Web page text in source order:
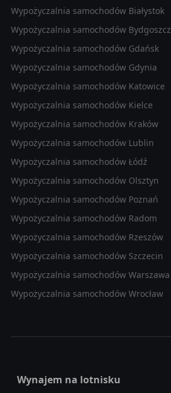
Wypożyczalnia samochodów Białystok
Wypożyczalnia samochodów Bydgoszcz
Wypożyczalnia samochodów Gdańsk
Wypożyczalnia samochodów Gdynia
Wypożyczalnia samochodów Katowice
Wypożyczalnia samochodów Kielce
Wypożyczalnia samochodów Kraków
Wypożyczalnia samochodów Lublin
Wypożyczalnia samochodów Łódź
Wypożyczalnia samochodów Olsztyn
Wypożyczalnia samochodów Poznań
Wypożyczalnia samochodów Radom
Wypożyczalnia samochodów Rzeszów
Wypożyczalnia samochodów Szczecin
Wypożyczalnia samochodów Warszawa
Wypożyczalnia samochodów Wrocław
Wynajem na lotnisku